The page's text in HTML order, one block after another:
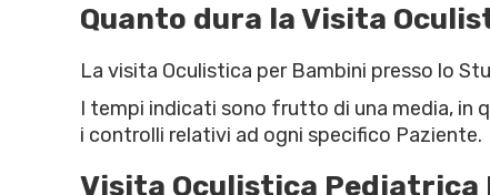
Quanto dura la Visita
La visita Oculistica per Bambini presso lo
I tempi indicati sono frutto di una media, in
i controlli relativi ad ogni specifico Paziente.
Visita Oculistica Pediatrica